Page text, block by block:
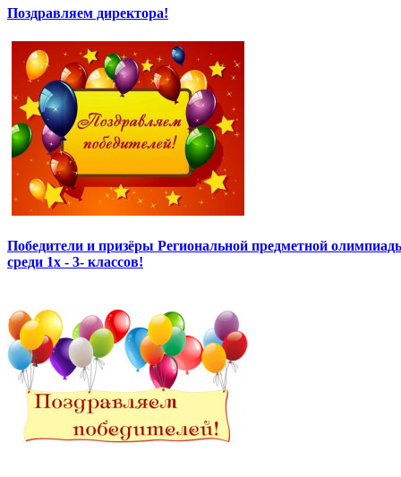
Поздравляем директора!
Победители и призёры Региональной предметной
среди 1х - 3- классов!